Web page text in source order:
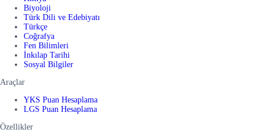
Biyoloji
Türk Dili ve Edebiyatı
Türkçe
Coğrafya
Fen Bilimleri
İnkılap Tarihi
Sosyal Bilgiler
Araçlar
YKS Puan Hesaplama
LGS Puan Hesaplama
Özellikler